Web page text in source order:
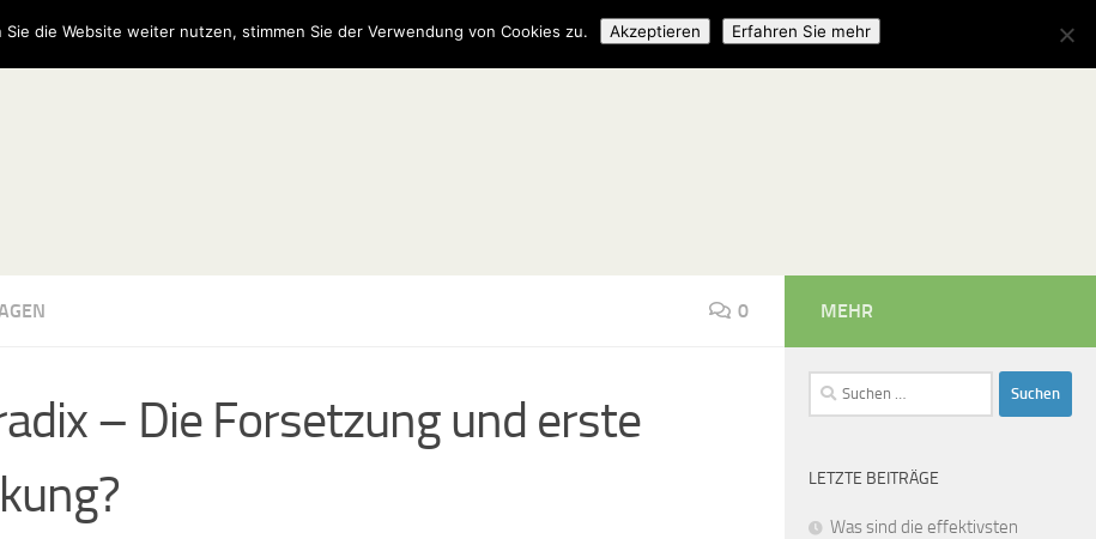
0
– Die Forsetzung und erste
MEHR
Suchen
nach:
LETZTE BEITRÄGE
Was sind die effektivsten
die Website weiter nutzen, stimmen Sie der Verwendung von Cookies zu. Akzeptieren Erfahren Sie mehr